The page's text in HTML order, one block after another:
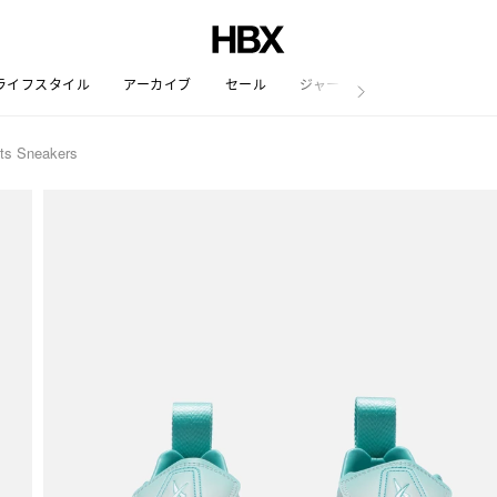
イフスタイル アーカイブ セール ジャーナル
Sneakers